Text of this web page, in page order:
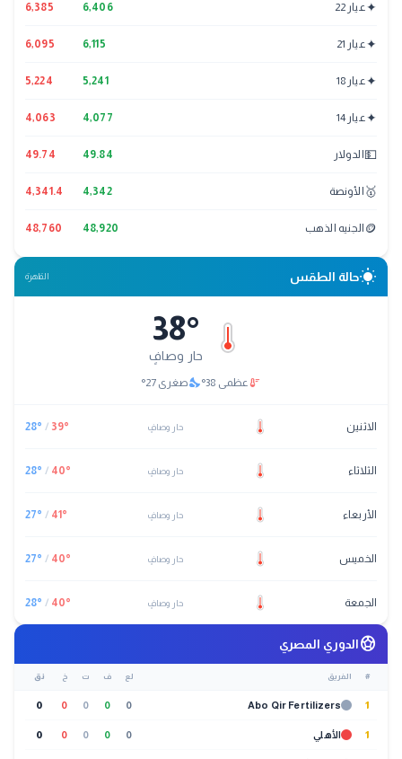
✦عيار 22 6,406
6,385
✦عيار 21 6,115
6,095
✦عيار 18 5,241
5,224
✦عيار 14 4,077
4,063
💵 الدولار 49.84
49.74
🥇 الأونصة 4,342
4,341.4
🪙 الجنيه الذهب 48,920
48,760
wb_sunnyحالة الطقس القاهرة
38°
حار وصافٍ
thermostatعظمى 38
°
nights_stayصغرى 27
°
الاثنين حار وصافٍ 39°
/
28°
الثلاثاء حار وصافٍ 40°
/
28°
الأربعاء حار وصافٍ 41°
/
27°
الخميس حار وصافٍ 40°
/
27°
الجمعة حار وصافٍ 40°
/
28°
sports_soccerالدوري المصري
# الفريق لع ف ت خ نق
1
Abo Qir Fertilizers
0
0
0
0
0
1 الأهلي 0
0
0
0
0